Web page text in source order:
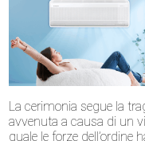
La cerimonia segue la
avvenuta a causa di un
quale le forze dell’ordine